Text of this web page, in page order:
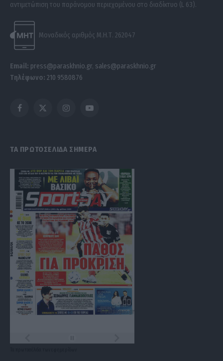
αντιμετώπιση του παράνομου περιεχομένου στο διαδίκτυο (L 63).
Μοναδικός αριθμός Μ.Η.Τ. 262047
Email: press@paraskhnio.gr, sales@paraskhnio.gr
Τηλέφωνο: 210 9580876
Facebook
X
InstagramYouTube
ΤΑ ΠΡΩΤΟΣΕΛΙΔΑ ΣΗΜΕΡΑ